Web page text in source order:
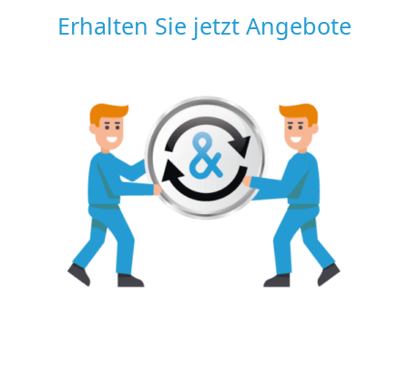
Erhalten Sie jetzt Angebote